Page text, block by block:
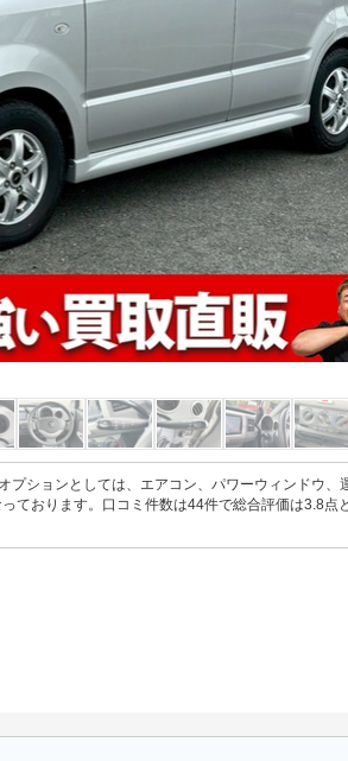
ションとしては、エアコン、パワーウィンドウ、
ております。口コミ件数は44件で総合評価は3.8点